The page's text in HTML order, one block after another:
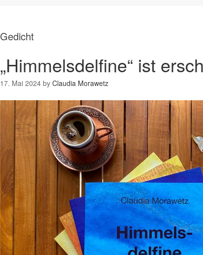
Gedicht
„Himmelsdelfine“ ist
17. Mai 2024 by Claudia Morawetz